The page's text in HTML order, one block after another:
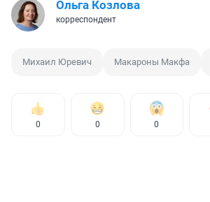
Ольга Козлова
корреспондент
Михаил Юревич Макароны Макфа
0 0 0